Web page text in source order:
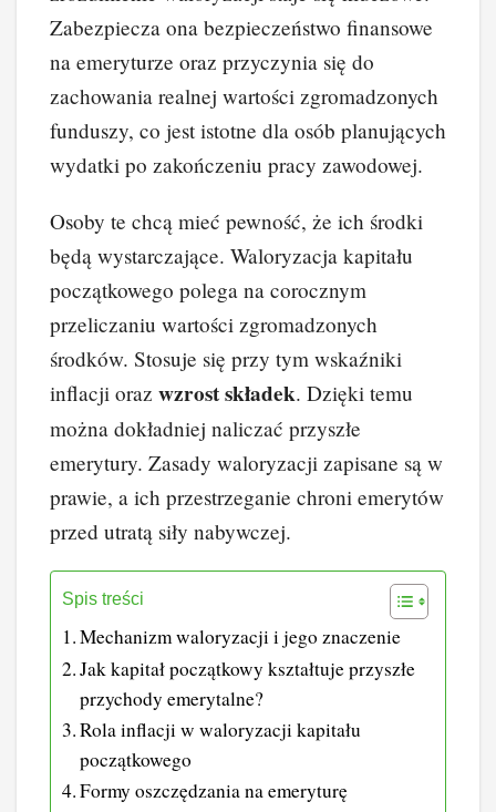
k
Zabezpiecza ona bezpieczeństwo finansowe
na emeryturze oraz przyczynia się do
zachowania realnej wartości zgromadzonych
funduszy, co jest istotne dla osób planujących
wydatki po zakończeniu pracy zawodowej.
Osoby te chcą mieć pewność, że ich środki
będą wystarczające. Waloryzacja kapitału
początkowego polega na corocznym
przeliczaniu wartości zgromadzonych
środków. Stosuje się przy tym wskaźniki
inflacji oraz wzrost składek. Dzięki temu
można dokładniej naliczać przyszłe
emerytury. Zasady waloryzacji zapisane są w
prawie, a ich przestrzeganie chroni emerytów
przed utratą siły nabywczej.
Spis treści
Mechanizm waloryzacji i jego znaczenie
Jak kapitał początkowy kształtuje przyszłe
przychody emerytalne?
Rola inflacji w waloryzacji kapitału
początkowego
Formy oszczędzania na emeryturę